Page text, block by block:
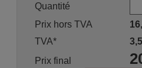
Quantité
Prix hors TVA
TVA*
Prix final